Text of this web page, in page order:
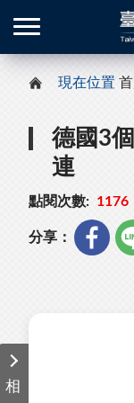
現在位置
德國3
連
點閱次數: 1176
分享：
相